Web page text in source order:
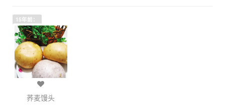
15年前：
荞麦馒头